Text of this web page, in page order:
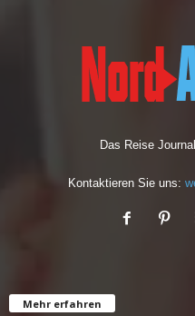
Das Reise
Kontaktieren Sie uns:
Mehr erfahren